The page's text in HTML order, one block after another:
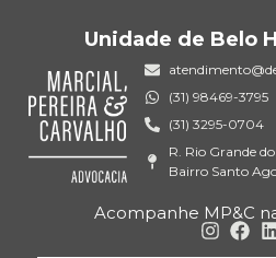
Unidade de Belo
(31) 98469-3795
(31) 3295-0704
R. Rio Grande
Bairro Santo
Acompanhe MP&C